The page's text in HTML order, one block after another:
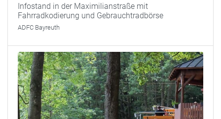
Infostand in der Maximilianstraße mit
Fahrradkodierung und Gebrauchtradbörse
ADFC Bayreuth